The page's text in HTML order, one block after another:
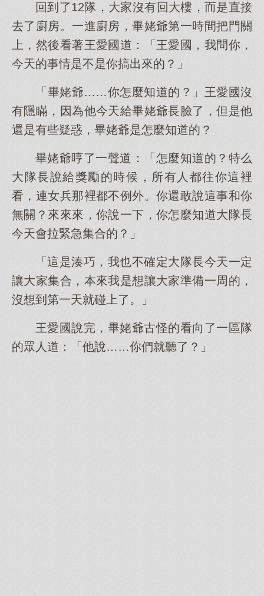
回到了12隊，大家沒有回大樓，而是直接
去了廚房。一進廚房，畢姥爺第一時間把門關
上，然後看著王愛國道：「王愛國，我問你，
今天的事情是不是你搞出來的？」
「畢姥爺……你怎麼知道的？」王愛國沒
有隱瞞，因為他今天給畢姥爺長臉了，但是他
還是有些疑惑，畢姥爺是怎麼知道的？
畢姥爺哼了一聲道：「怎麼知道的？特么
大隊長說給獎勵的時候，所有人都往你這裡
看，連女兵那裡都不例外。你還敢說這事和你
無關？來來來，你說一下，你怎麼知道大隊長
今天會拉緊急集合的？」
「這是湊巧，我也不確定大隊長今天一定
讓大家集合，本來我是想讓大家準備一周的，
沒想到第一天就碰上了。」
王愛國說完，畢姥爺古怪的看向了一區隊
的眾人道：「他說……你們就聽了？」